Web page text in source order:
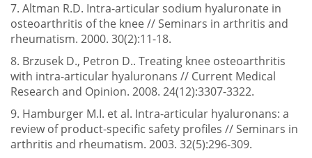
7. Altman R.D. Intra-articular sodium hyaluronate in
osteoarthritis of the knee // Seminars in arthritis and
rheumatism. 2000. 30(2):11-18.
8. Brzusek D., Petron D.. Treating knee osteoarthritis
with intra-articular hyaluronans // Current Medical
Research and Opinion. 2008. 24(12):3307-3322.
9. Hamburger M.I. et al. Intra-articular hyaluronans: a
review of product-specific safety profiles // Seminars in
arthritis and rheumatism. 2003. 32(5):296-309.